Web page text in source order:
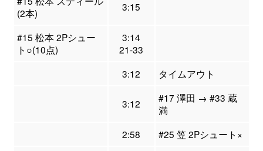
(2本)
3:15
#15 松本 2Pシュー
ト○(10点)
3:14
21-33
3:12
タイムアウト
3:12
#17 澤田 → #33 蔵
満
2:58
#25 笠 2Pシュート×